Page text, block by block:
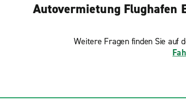
Autovermietung Flughafen
Weitere Fragen finden Sie auf